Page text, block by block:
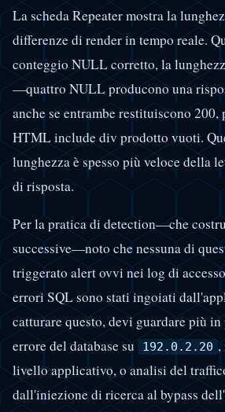
La scheda Repeater mostra la
differenze di render in tempo reale.
conteggio NULL corretto, la
—quattro NULL producono una
anche se entrambe restituiscono
HTML include div prodotto vuoti.
lunghezza è spesso più veloce della
di risposta.
Per la pratica di detection—che
successive—noto che nessuna di
triggerato alert ovvi nei log di
errori SQL sono stati ingoiati
catturare questo, devi guardare più
errore del database su 192.0.2.20 ,
livello applicativo, o analisi del
dall'iniezione di ricerca al bypass